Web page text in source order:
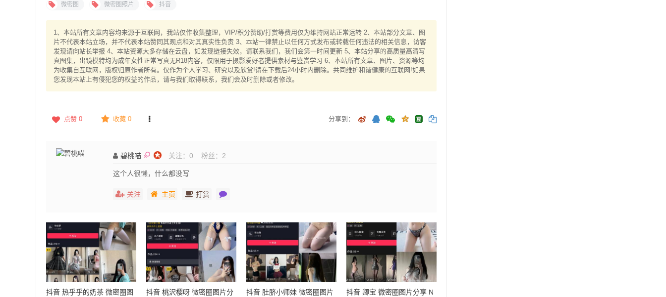
微密圈 微密圈照片 抖音
1、本站所有文章内容均来源于互联网，我站仅作收集整理，VIP/积分赞助/打赏等费用仅为维持网站正常运转 2、本站部分文章、图
片不代表本站立场，并不代表本站赞同其观点和对其真实性负责 3、本站一律禁止以任何方式发布或转载任何违法的相关信息，访客
发现请向站长举报 4、本站资源大多存储在云盘，如发现链接失效，请联系我们，我们会第一时间更新 5、本站分享的高质量高清写
真图集，出镜模特均为成年女性正常写真无R18内容，仅限用于摄影爱好者提供素材与鉴赏学习 6、本站所有文章、图片、资源等均
为收集自互联网，版权归原作者所有。仅作为个人学习、研究以及欣赏!请在下载后24小时内删除。共同维护和谐健康的互联网!如果
您发现本站上有侵犯您的权益的作品，请与我们取得联系，我们会及时删除或者修改。
点赞 0 收藏 0 分享到：
碧桃喵 关注： 0 粉丝： 2
这个人很懒，什么都没写
关注 主页 打赏
抖音 热乎乎的奶茶 微密圈图
抖音 桃沢樱呀 微密圈图片分
抖音 肚脐小师妹 微密圈图片
抖音 卿宝 微密圈图片分享 N